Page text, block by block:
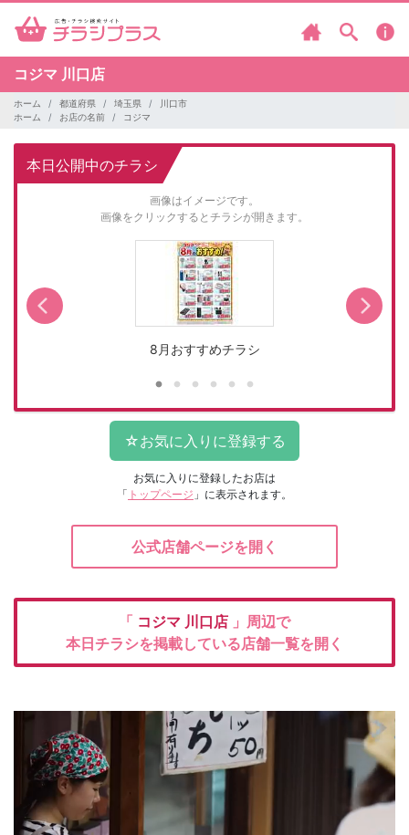
コジマ 川口店
ホーム 都道府県 埼玉県
川口市
ホーム
お店の名前 コジマ
本日公開中のチラシ
画像はイメージです。
画像をクリックするとチラシが開きます。
8月おすすめチラシ
お気に入りに登録したお店は
「 トップページ 」に表示されます。
公式店舗ページを開く
「 コジマ 川口店 」周辺で
本日チラシを掲載している店舗一覧を開く